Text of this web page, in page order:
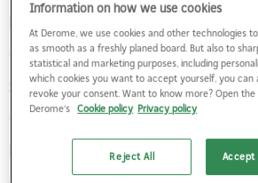
Specifikationer
Information on how we use cookies
At Derome, we use cookies and other technologies
as smooth as a freshly planed board. But also to
statistical and marketing purposes, including
which cookies you want to accept yourself, you can
revoke your consent. Want to know more? Open the
Derome's Cookie policy Privacy policy
Reject All Accept